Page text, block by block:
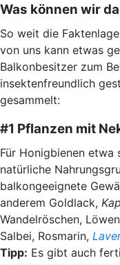
Was können wir
So weit die
von uns kann etwas
Balkonbesitzer zum
insektenfreundlich
gesammelt:
#1 Pflanzen mit
Für Honigbienen etwa
natürliche
balkongeeignete
anderem Goldlack,
Wandelröschen,
Salbei, Rosmarin,
Tipp: Es gibt auch